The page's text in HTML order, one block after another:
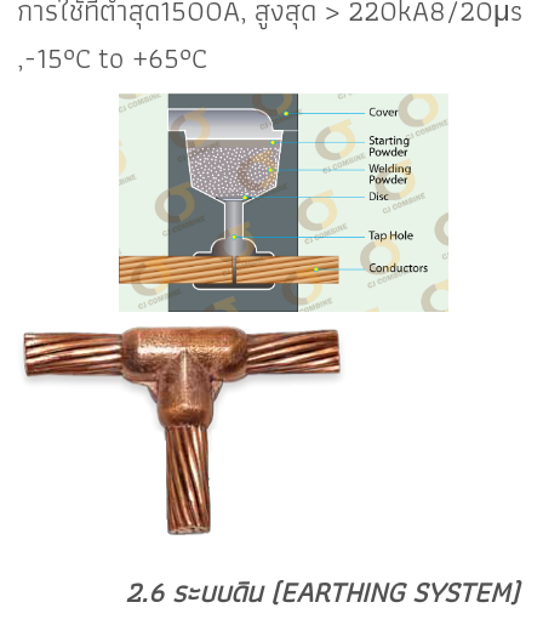
การใช้ที่ต่ำสุด1500A, สูงสุด > 220kA8/20μs
,-15°C to +65°C
2.6 ระบบดิน (EARTHING SYSTEM)